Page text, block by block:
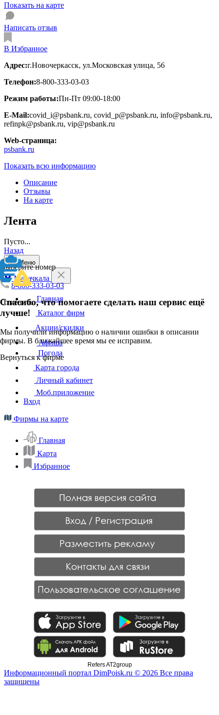
Показать на карте
Написать отзыв
В Избранное
Адрес:г.Новочеркасск, ул.Московская улица, 56
Телефон:8-800-333-03-03
Режим работы:Пн-Пт 09:00-18:00
E-Mail:covid_i@psbank.ru, covid_p@psbank.ru, info@psbank.ru,
refinpk@psbank.ru, vip@psbank.ru
Web-страница:
psbank.ru
Показать всю информацию
Описание
Отзывы
На карте
Лента
Пусто...
Назад
Выберите номер
8-800-333-03-03
Отменить
Спасибо, что помогаете сделать наш сервис ещё
лучше!
Мы получили информацию о наличии ошибки в описании
фирмы. В ближайшее время мы ее исправим.
Вернуться к фирме
Меню
Махачкала
Главная
Каталог фирм
Акции/скидки
Афиша
Погода
Карта города
Личный кабинет
Моб.приложение
Вход
Фирмы на карте
Главная
Карта
Избранное
Refers AT2group
Информационный портал DimPoisk.ru © 2026 Все права
защищены